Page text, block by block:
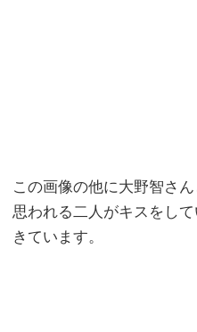
この画像の他に大野智さ
思われる二人がキスをし
きています。